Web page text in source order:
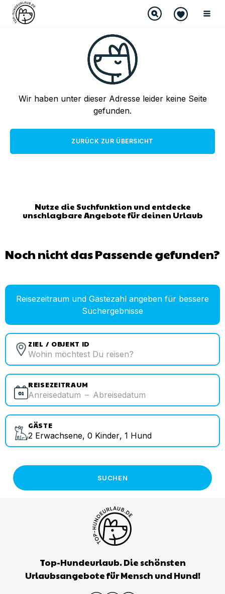
Wir haben unter dieser Adresse leider keine Seite
gefunden.
ZURÜCK ZUR ÜBERSICHT
Nutze die Suchfunktion und entdecke
unschlagbare Angebote für deinen Urlaub
Noch nicht das Passende gefunden?
Reisezeitraum und Gästezahl angeben für bessere
Suchergebnisse
ZIEL / OBJEKT ID
REISEZEITRAUM
Anreisedatum – Abreisedatum
GÄSTE
2 Erwachsene, 0 Kinder, 1 Hund
SUCHEN
Top-Hundeurlaub. Die schönsten
Urlaubsangebote für Mensch und Hund!